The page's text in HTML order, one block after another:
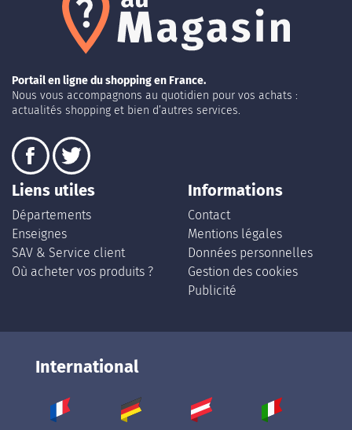
Portail en ligne du shopping en France.
Nous vous accompagnons au quotidien pour vos achats :
actualités shopping et bien d’autres services.
Liens utiles
Départements
Enseignes
SAV & Service client
Où acheter vos produits ?
Informations
Contact
Mentions légales
Données personnelles
Gestion des cookies
Publicité
International